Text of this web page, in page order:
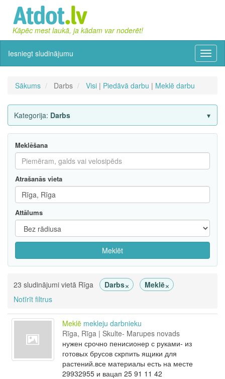
Kāpēc mest laukā, ja kādam var noderēt!
Iesniegt sludinājumu
Sākums Darbs Visi | Piedāvā darbu | Meklē darbu
Kategorija: Darbs
Meklēšana
Atrašanās vieta
Attālums
Meklēt
23 sludinājumi vietā Rīga Darbs× Meklē×
Notīrīt filtrus
Meklē mekleju darbnieku
Rīga, Rīga | Skulte- Marupes novads
нужен срочно пенисионер с руками- из
готовых брусов скрпить ящики для
растений.все материалы есть на месте
29932955 и вацап 25 91 11 42